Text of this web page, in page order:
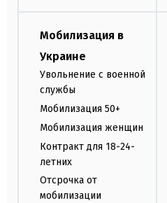
Мобилизация в
Украине
Увольнение с военной
службы
Мобилизация 50+
Мобилизация женщин
Контракт для 18-24-
летних
Отсрочка от
мобилизации